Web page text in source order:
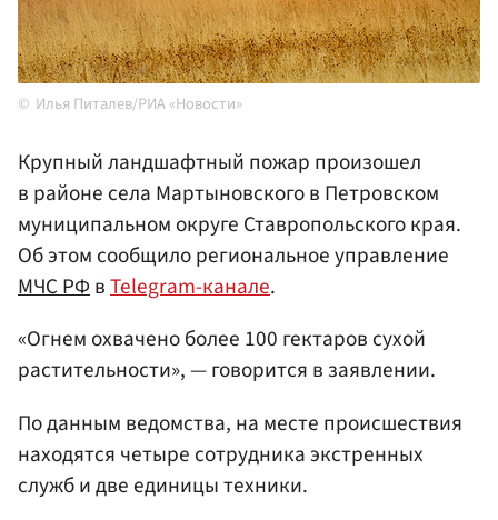
Илья Питалев/РИА «Новости»
Крупный ландшафтный пожар произошел
в районе села Мартыновского в Петровском
муниципальном округе Ставропольского края.
Об этом сообщило региональное управление
МЧС РФвTelegram-канале.
«Огнем охвачено более 100 гектаров сухой
растительности», — говорится в заявлении.
По данным ведомства, на месте происшествия
находятся четыре сотрудника экстренных
служб и две единицы техники.